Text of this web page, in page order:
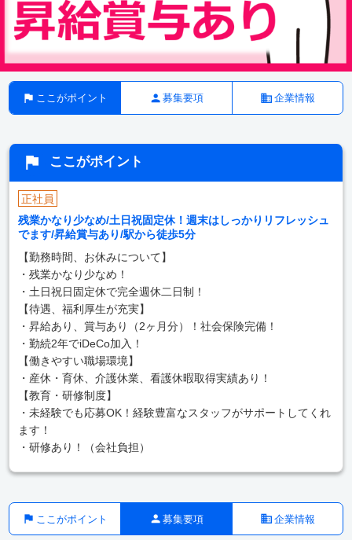
ここがポイント 募集要項 企業情報
ここがポイント
正社員
残業かなり少なめ/土日祝固定休！週末はしっかりリフレッシュ
でます/昇給賞与あり/駅から徒歩5分
【勤務時間、お休みについて】
・残業かなり少なめ！
・土日祝日固定休で完全週休二日制！
【待遇、福利厚生が充実】
・昇給あり、賞与あり（2ヶ月分）！社会保険完備！
・勤続2年でiDeCo加入！
【働きやすい職場環境】
・産休・育休、介護休業、看護休暇取得実績あり！
【教育・研修制度】
・未経験でも応募OK！経験豊富なスタッフがサポートしてくれ
ます！
・研修あり！（会社負担）
ここがポイント 募集要項 企業情報